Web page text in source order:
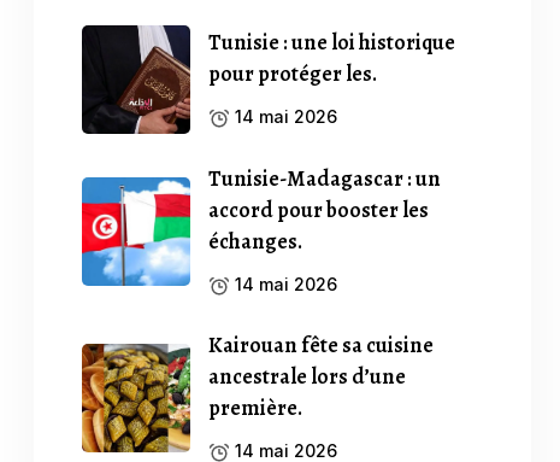
Tunisie : une loi historique
pour protéger les.
14 mai 2026
Tunisie-Madagascar : un
accord pour booster les
échanges.
14 mai 2026
Kairouan fête sa cuisine
ancestrale lors d’une
première.
14 mai 2026